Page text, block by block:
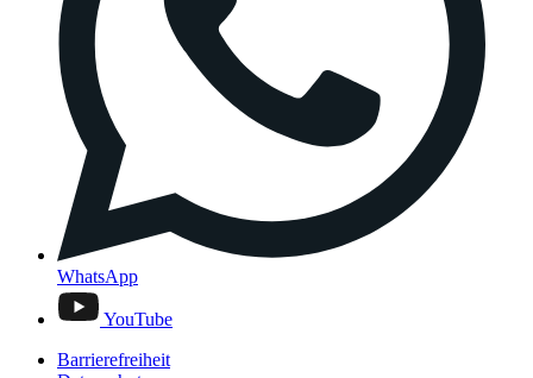
WhatsApp
YouTube
Barrierefreiheit